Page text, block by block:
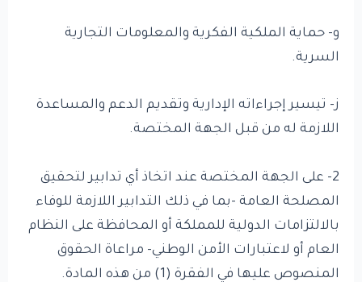
و- حماية الملكية الفكرية والمعلومات التجارية
السرية.
ز- تيسير إجراءاته الإدارية وتقديم الدعم والمساعدة
اللازمة له من قبل الجهة المختصة.
2- على الجهة المختصة عند اتخاذ أي تدابير لتحقيق
المصلحة العامة -بما في ذلك التدابير اللازمة للوفاء
بالالتزامات الدولية للمملكة أو المحافظة على النظام
العام أو لاعتبارات الأمن الوطني- مراعاة الحقوق
المنصوص عليها في الفقرة (1) من هذه المادة.